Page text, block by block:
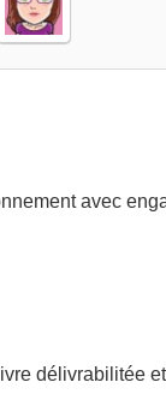
avec
délivrabilitée